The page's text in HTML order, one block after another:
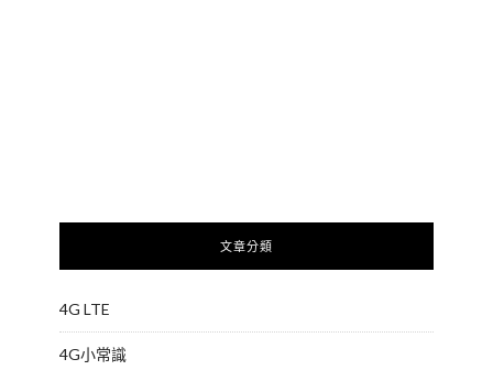
文章分類
4G LTE
4G小常識